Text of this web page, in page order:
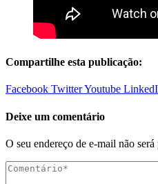
Compartilhe esta publicação:
Facebook TwitterYoutube
Deixe um comentário
O seu endereço de e-mail não